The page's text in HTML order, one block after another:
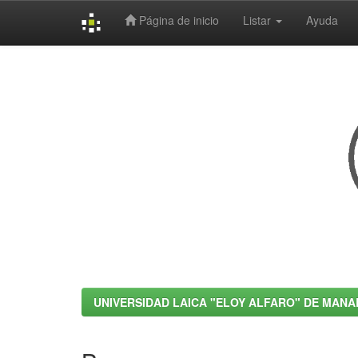
Página de inicio Listar Ayuda
UNIVERSIDAD LAICA "ELOY ALFARO" DE